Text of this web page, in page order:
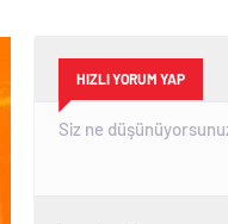
HIZLI YORUM YAP